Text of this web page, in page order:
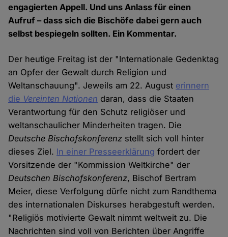
engagierten Appell. Und uns Anlass für einen
Aufruf – dass sich die Bischöfe dabei gern auch
selbst bespiegeln sollten. Ein Kommentar.
Der heutige Freitag ist der "Internationale Gedenktag
an Opfer der Gewalt durch Religion und
Weltanschauung". Jeweils am 22. August erinnern
die Vereinten Nationen daran, dass die Staaten
Verantwortung für den Schutz religiöser und
weltanschaulicher Minderheiten tragen. Die
Deutsche Bischofskonferenz stellt sich voll hinter
dieses Ziel. In einer Presseerklärung fordert der
Vorsitzende der "Kommission Weltkirche" der
Deutschen Bischofskonferenz, Bischof Bertram
Meier, diese Verfolgung dürfe nicht zum Randthema
des internationalen Diskurses herabgestuft werden.
"Religiös motivierte Gewalt nimmt weltweit zu. Die
Nachrichten sind voll von Berichten über Angriffe